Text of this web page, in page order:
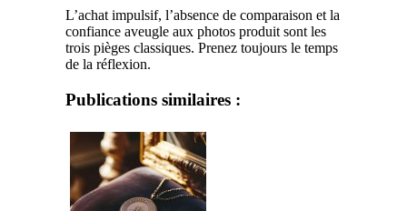
L’achat impulsif, l’absence de comparaison et la
confiance aveugle aux photos produit sont les
trois pièges classiques. Prenez toujours le temps
de la réflexion.
Publications similaires :